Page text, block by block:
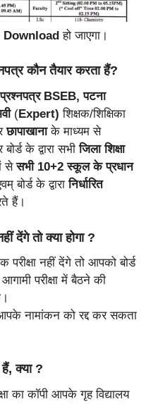
Download हो जाएगा।
कौन तैयार करता हैं?
प्रश्नपत्र BSEB, पटना
(Expert) शिक्षक/शिक्षिका
छापाखानाके माध्यम से
बोर्ड के द्वारा सभीजिला शिक्षा
सेसभी 10+2 स्कूल के प्रधान
बोर्ड के द्वारानिर्धारित
हैं।
देंगे तो क्या होगा ?
परीक्षा नहीं देंगे तो आपको बोर्ड
आगामी परीक्षा में बैठने की
नामांकन को रद्द कर सकता
हैं, क्या ?
का कॉपी आपके गृह विद्यालय